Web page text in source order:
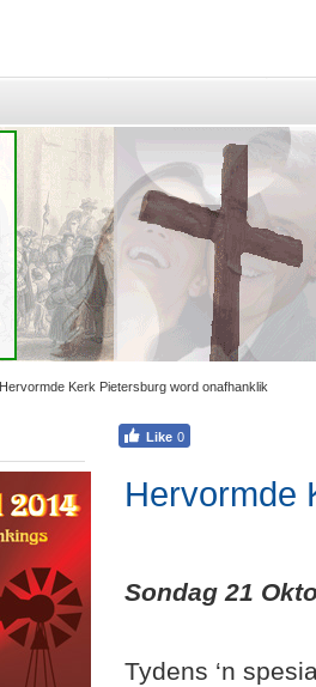
Hervormde Kerk Pietersburg word onafhanklik
Hervormde
Sondag 21
Tydens ‘n